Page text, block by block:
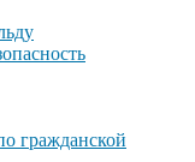
гражданской